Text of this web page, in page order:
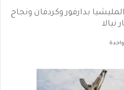
بدارفور وكردفان ونجاح
نيالا